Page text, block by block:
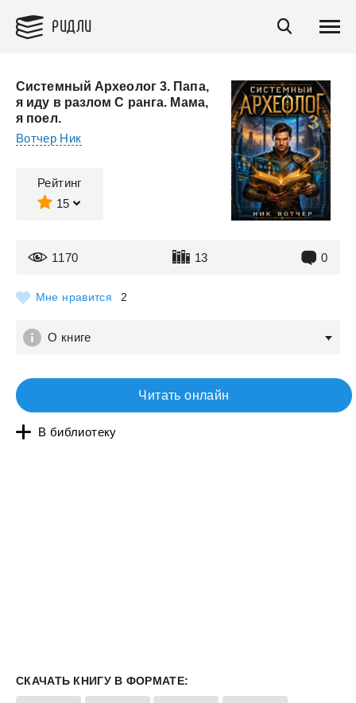
РИДЛИ
Системный Археолог 3. Папа,
я иду в разлом C ранга. Мама,
я поел.
Вотчер Ник
Рейтинг
15
1170 13 0
Мне нравится 2
О книге
Читать онлайн
В библиотеку
СКАЧАТЬ КНИГУ В ФОРМАТЕ: